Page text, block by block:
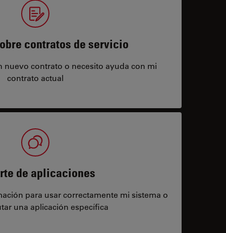
contratos de servicio
nuevo contrato o necesito ayuda con mi
contrato actual
de aplicaciones
para usar correctamente mi sistema o
una aplicación específica